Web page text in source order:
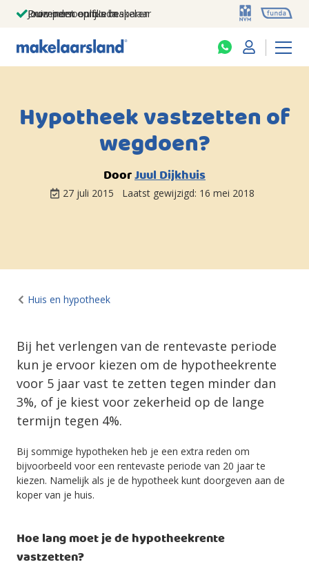
Jouw persoonlijke makelaar
Duizenden euro's besparen
Prominent op funda
Hypotheek vastzetten of
wegdoen?
DoorJuul Dijkhuis
27 juli 2015 Laatst gewijzigd: 16 mei 2018
Huis en hypotheek
Bij het verlengen van de rentevaste periode
kun je ervoor kiezen om de hypotheekrente
voor 5 jaar vast te zetten tegen minder dan
3%, of je kiest voor zekerheid op de lange
termijn tegen 4%.
Bij sommige hypotheken heb je een extra reden om
bijvoorbeeld voor een rentevaste periode van 20 jaar te
kiezen. Namelijk als je de hypotheek kunt doorgeven aan de
koper van je huis.
Hoe lang moet je de hypotheekrente
vastzetten?